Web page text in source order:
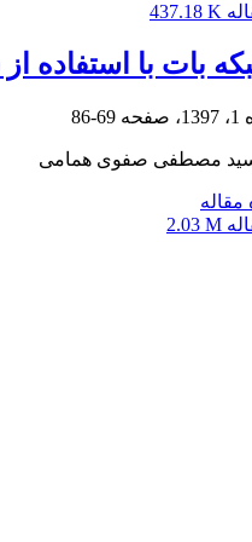
437.18 K
بات با استفاده
69-86
سید مصطفی صفوی همامی
2.03 M